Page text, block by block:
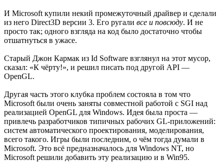
И Microsoft купили некий промежуточный драйвер и сделали
из него Direct3D версии 3. Его ругали все и повсюду. И не
просто так; одного взгляда на код было достаточно чтобы
отшатнуться в ужасе.
Старый Джон Кармак из Id Software взглянул на этот мусор,
сказал: «К чёрту!», и решил писать под другой API —
OpenGL.
Другая часть этого клубка проблем состояла в том что
Microsoft были очень заняты совместной работой с SGI над
реализацией OpenGL для Windows. Идея была проста —
привлечь разработчиков типичных рабочих GL-приложений:
систем автоматического проектирования, моделирования,
всего такого. Игры были последним, о чём тогда думали в
Microsoft. Это всё предназначалось для Windows NT, но
Microsoft решили добавить эту реализацию и в Win95.